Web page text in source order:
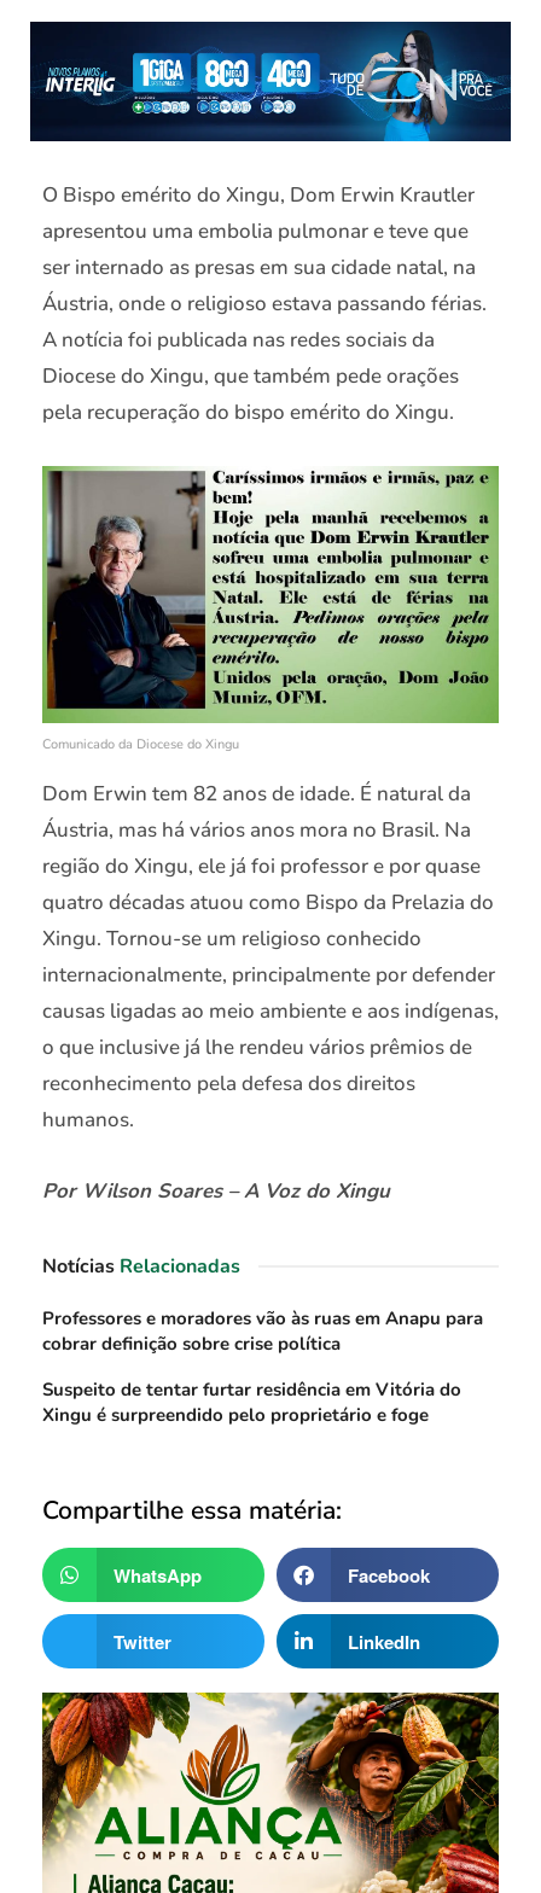
O Bispo emérito do Xingu, Dom Erwin Krautler
apresentou uma embolia pulmonar e teve que
ser internado as presas em sua cidade natal, na
Áustria, onde o religioso estava passando férias.
A notícia foi publicada nas redes sociais da
Diocese do Xingu, que também pede orações
pela recuperação do bispo emérito do Xingu.
Comunicado da Diocese do Xingu
Dom Erwin tem 82 anos de idade. É natural da
Áustria, mas há vários anos mora no Brasil. Na
região do Xingu, ele já foi professor e por quase
quatro décadas atuou como Bispo da Prelazia do
Xingu. Tornou-se um religioso conhecido
internacionalmente, principalmente por defender
causas ligadas ao meio ambiente e aos indígenas,
o que inclusive já lhe rendeu vários prêmios de
reconhecimento pela defesa dos direitos
humanos.
Por Wilson Soares – A Voz do Xingu
Notícias Relacionadas
Professores e moradores vão às ruas em Anapu para
cobrar definição sobre crise política
Suspeito de tentar furtar residência em Vitória do
Xingu é surpreendido pelo proprietário e foge
Compartilhe essa matéria:
WhatsApp Facebook
Twitter LinkedIn